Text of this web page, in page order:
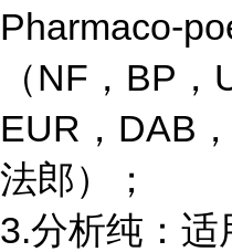
Pharmaco-
（NF，BP
EUR，DAB
法郎）；
3.分析纯：适